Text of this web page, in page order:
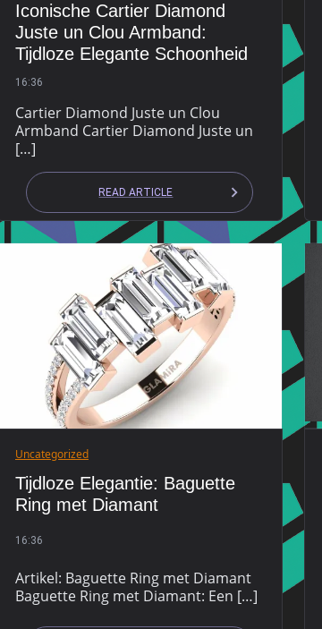
Iconische Cartier Diamond
Juste un Clou Armband:
Tijdloze Elegante Schoonheid
16:36
Cartier Diamond Juste un Clou
Armband Cartier Diamond Juste un
[…]
READ ARTICLE
Uncategorized
Tijdloze Elegantie: Baguette
Ring met Diamant
16:36
Artikel: Baguette Ring met Diamant
Baguette Ring met Diamant: Een […]